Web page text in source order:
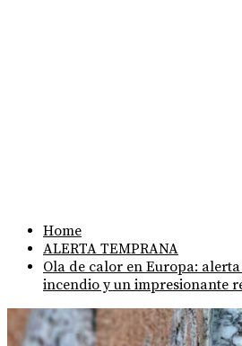
Home
ALERTA TEMPRANA
Ola de calor en Europa:
incendio y un impresionante